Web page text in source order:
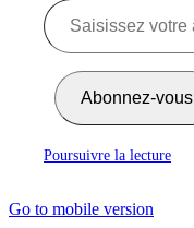
Abonnez-vous
Poursuivre la lecture
Go to mobile version